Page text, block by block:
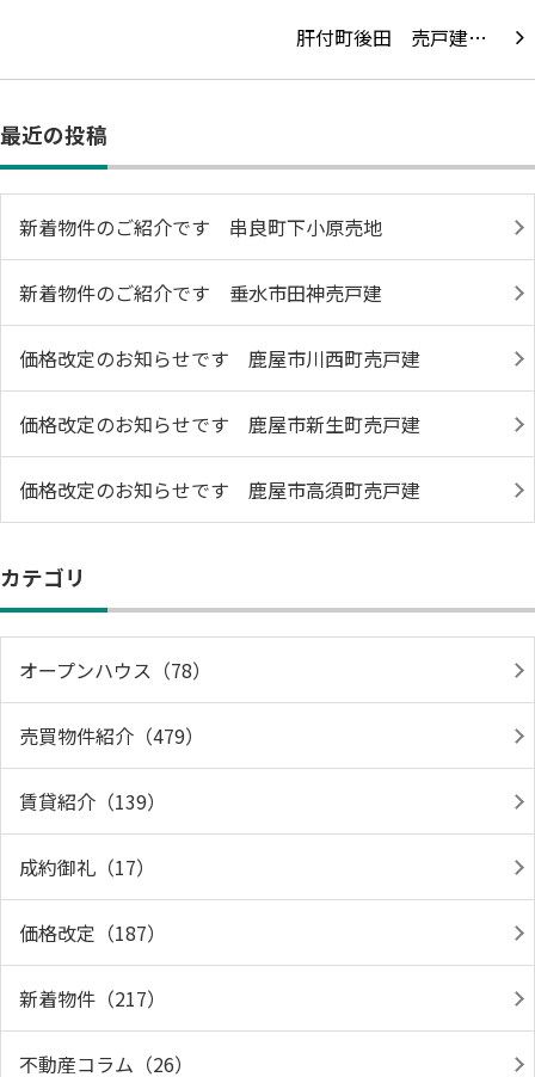
肝付町後田 売戸建…
最近の投稿
新着物件のご紹介です 串良町下小原売地
新着物件のご紹介です 垂水市田神売戸建
価格改定のお知らせです 鹿屋市川西町売戸建
価格改定のお知らせです 鹿屋市新生町売戸建
価格改定のお知らせです 鹿屋市高須町売戸建
カテゴリ
オープンハウス（78）
売買物件紹介（479）
賃貸紹介（139）
成約御礼（17）
価格改定（187）
新着物件（217）
不動産コラム（26）